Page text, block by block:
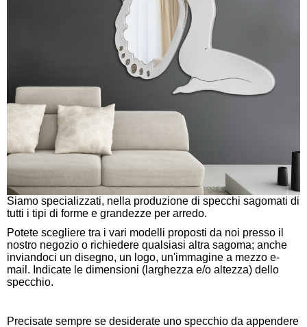
Siamo specializzati, nella produzione di specchi sagomati di
tutti i tipi di forme e grandezze per arredo.
Potete scegliere tra i vari modelli proposti da noi presso il
nostro negozio o richiedere qualsiasi altra sagoma; anche
inviandoci un disegno, un logo, un'immagine a mezzo e-
mail. Indicate le dimensioni (larghezza e/o altezza) dello
specchio.
Precisate sempre se desiderate uno specchio da appendere